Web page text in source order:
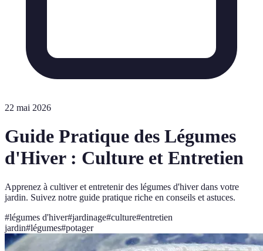
22 mai 2026
Guide Pratique des Légumes
d'Hiver : Culture et Entretien
Apprenez à cultiver et entretenir des légumes d'hiver dans votre
jardin. Suivez notre guide pratique riche en conseils et astuces.
#légumes d'hiver#jardinage#culture#entretien
jardin#légumes#potager